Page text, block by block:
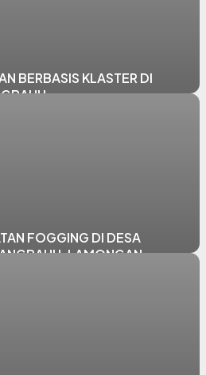
BERBASIS KLASTER DI
FOGGING DI DESA
LAMONGAN